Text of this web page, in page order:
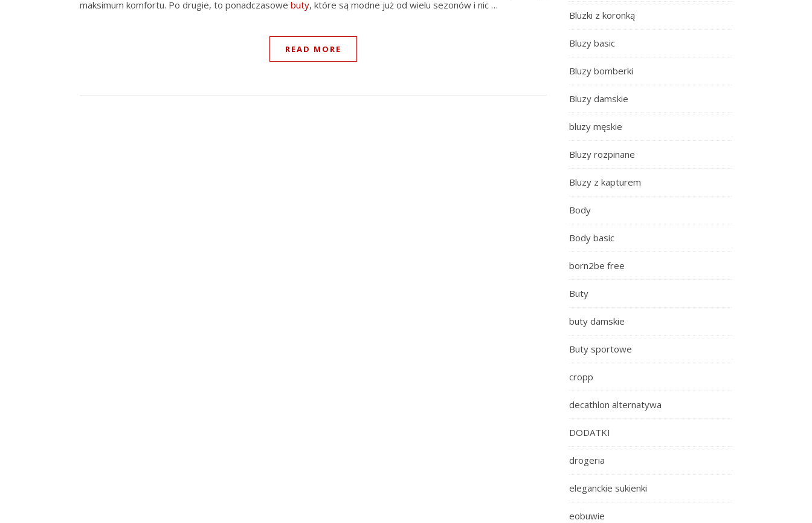
maksimum komfortu. Po drugie, to ponadczasowe buty, które są modne już od wielu sezonów i nic …
READ MORE
Bluzki z koronką
Bluzy basic
Bluzy bomberki
Bluzy damskie
bluzy męskie
Bluzy rozpinane
Bluzy z kapturem
Body
Body basic
born2be free
Buty
buty damskie
Buty sportowe
cropp
decathlon alternatywa
DODATKI
drogeria
eleganckie sukienki
eobuwie